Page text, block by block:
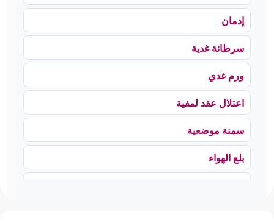
إدمان
سرطانة غدية
ورم غدي
اعتلال عقد لمفية
سمنة موضعية
بلع الهواء